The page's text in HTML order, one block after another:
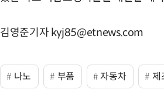
김영준기자 kyj85@etnews.com
나노 부품 자동차 제